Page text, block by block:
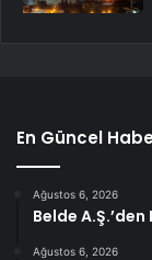
En Güncel
Ağustos 6, 2026
Belde
Ağustos 6, 2026